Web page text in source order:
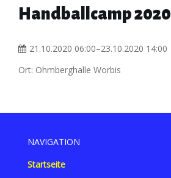
Handballcamp 2020
21.10.2020 06:00–23.10.2020 14:00
Ort: Ohmberghalle Worbis
NAVIGATION
Startseite